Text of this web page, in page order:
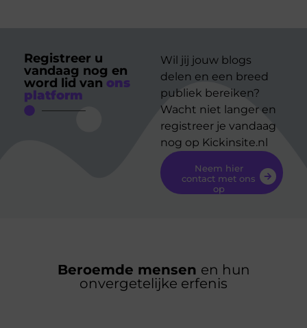
Registreer u
vandaag nog en
word lid van ons
platform
Wil jij jouw blogs
delen en een breed
publiek bereiken?
Wacht niet langer en
registreer je vandaag
nog op Kickinsite.nl
Neem hier
contact met ons
op
Beroemde mensen en hun
onvergetelijke erfenis